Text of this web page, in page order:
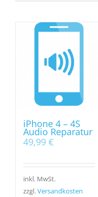
iPhone 4 – 4S
Audio Reparatur
49,99 €
inkl. MwSt.
zzgl.Versandkosten